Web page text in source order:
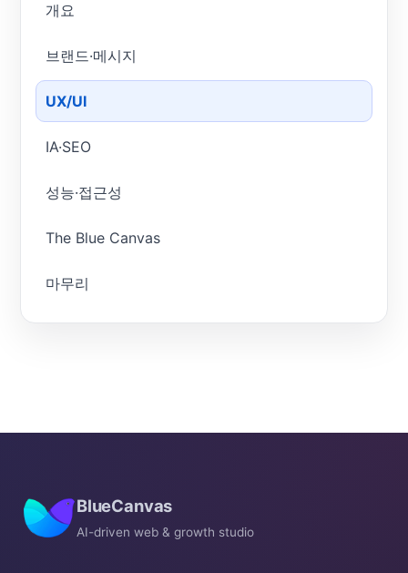
개요
브랜드·메시지
UX/UI
IA·SEO
성능·접근성
The Blue Canvas
마무리
BlueCanvas
AI-driven web & growth studio